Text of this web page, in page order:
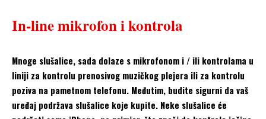
In-line mikrofon i kontrola
Mnoge slušalice, sada dolaze s mikrofonom i / ili kontrolama u
liniji za kontrolu prenosivog muzičkog plejera ili za kontrolu
poziva na pametnom telefonu. Međutim, budite sigurni da vaš
uređaj podržava slušalice koje kupite. Neke slušalice će